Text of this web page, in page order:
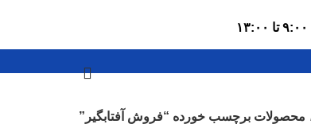
۹:۰۰ تا ۱۳:۰۰
محصولات برچسب خورده “فروش آفتابگیر”